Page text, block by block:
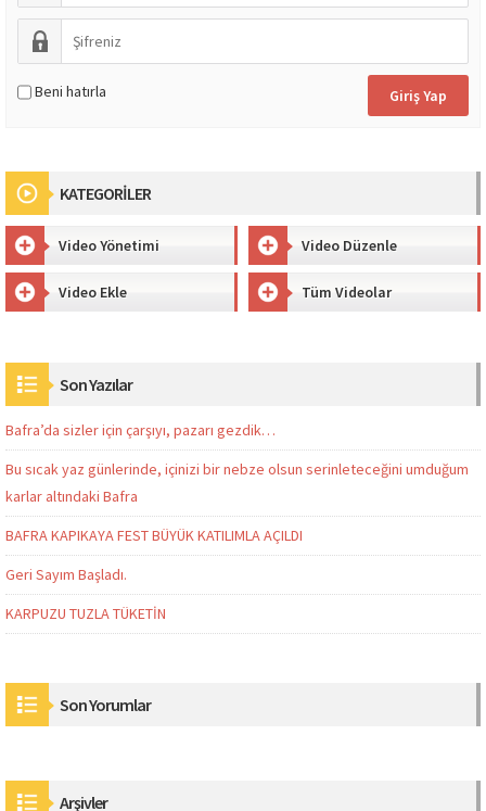
Beni hatırla
KATEGORİLER
Video Yönetimi Video Düzenle
Video Ekle Tüm Videolar
Son Yazılar
Bafra’da sizler için çarşıyı, pazarı gezdik…
Bu sıcak yaz günlerinde, içinizi bir nebze olsun serinleteceğini umduğum
karlar altındaki Bafra
BAFRA KAPIKAYA FEST BÜYÜK KATILIMLA AÇILDI
Geri Sayım Başladı.
KARPUZU TUZLA TÜKETİN
Son Yorumlar
Arşivler